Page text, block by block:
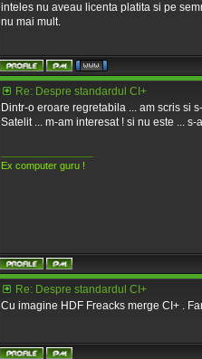
inteles nu aveau licenta platita si pe
nu mai mult.
Re: Despre standardul CI+
Dintr-o eroare regretabila ... am scris si
Satelit ... m-am interesat ! si nu este ...
Ex computer guru !
Re: Despre standardul CI+
Cu imagine HDF Freacks merge CI+ .